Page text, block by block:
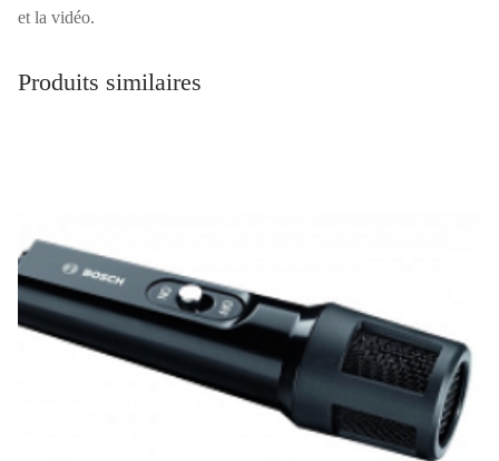
et la vidéo.
Produits similaires